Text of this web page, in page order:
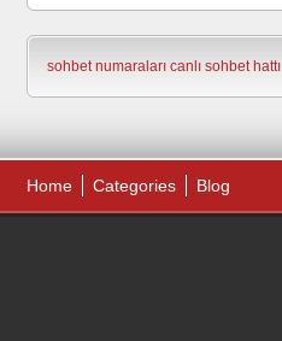
sohbet numaraları canlı sohbet hattı
Home Categories Blog